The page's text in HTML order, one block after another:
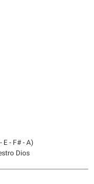
E - F# - A)
Dios